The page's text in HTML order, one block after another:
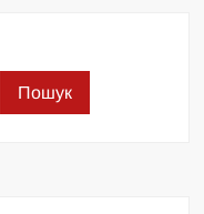
Пошук